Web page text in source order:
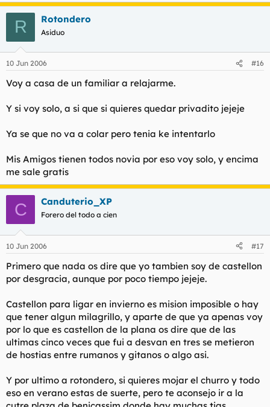
R Rotondero
Asiduo
10 Jun 2006 #16
Voy a casa de un familiar a relajarme.
Y si voy solo, a si que si quieres quedar privadito jejeje
Ya se que no va a colar pero tenia ke intentarlo
Mis Amigos tienen todos novia por eso voy solo, y encima
me sale gratis
C Canduterio_XP
Forero del todo a cien
10 Jun 2006 #17
Primero que nada os dire que yo tambien soy de castellon
por desgracia, aunque por poco tiempo jejeje.
Castellon para ligar en invierno es mision imposible o hay
que tener algun milagrillo, y aparte de que ya apenas voy
por lo que es castellon de la plana os dire que de las
ultimas cinco veces que fui a desvan en tres se metieron
de hostias entre rumanos y gitanos o algo asi.
Y por ultimo a rotondero, si quieres mojar el churro y todo
eso en verano estas de suerte, pero te aconsejo ir a la